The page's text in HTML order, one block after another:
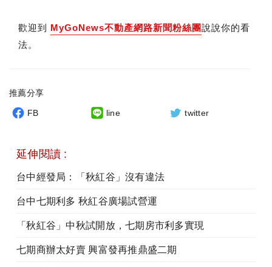
歡迎到 MyGoNews不動產網路新聞粉絲團說說你的看
法。
推薦分享
FB line twitter
延伸閱讀 :
台中經發局：「秋紅谷」沒有違法
台中七期利多 秋紅谷廣場試營運
「秋紅谷」中秋試開放，七期房市利多實現
七期商辦太好賣 興富發再推鼎盛二期